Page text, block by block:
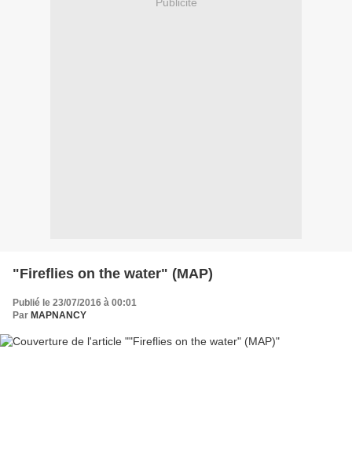
"Fireflies on the water" (MAP)
Publié le 23/07/2016 à 00:01
Par MAPNANCY